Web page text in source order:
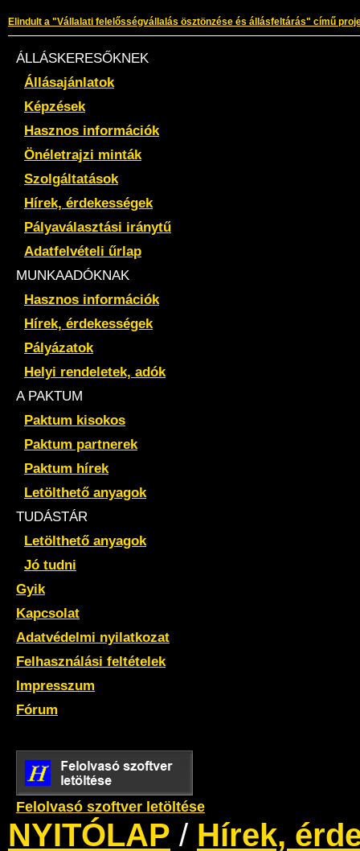
Elindult a "Vállalati felelősségvállalás ösztönzése és állásfeltárás" című
ÁLLÁSKERESŐKNEK
Állásajánlatok
Képzések
Hasznos információk
Önéletrajzi minták
Szolgáltatások
Hírek, érdekességek
Pályaválasztási iránytű
Adatfelvételi űrlap
MUNKAADÓKNAK
Hasznos információk
Hírek, érdekességek
Pályázatok
Helyi rendeletek, adók
A PAKTUM
Paktum kisokos
Paktum partnerek
Paktum hírek
Letölthető anyagok
TUDÁSTÁR
Letölthető anyagok
Jó tudni
Gyik
Kapcsolat
Adatvédelmi nyilatkozat
Felhasználási feltételek
Impresszum
Fórum
Felolvasó szoftver letöltése
NYITÓLAP / Hírek,